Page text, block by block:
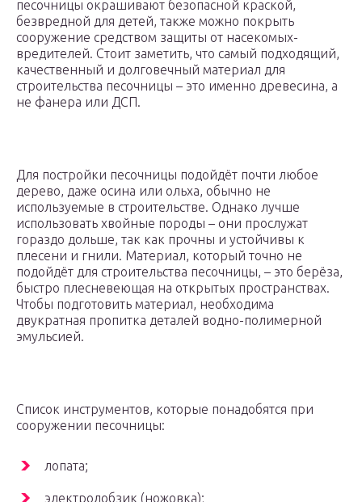
песочницы окрашивают безопасной краской,
безвредной для детей, также можно покрыть
сооружение средством защиты от насекомых-
вредителей. Стоит заметить, что самый подходящий,
качественный и долговечный материал для
строительства песочницы – это именно древесина, а
не фанера или ДСП.
Для постройки песочницы подойдёт почти любое
дерево, даже осина или ольха, обычно не
используемые в строительстве. Однако лучше
использовать хвойные породы – они прослужат
гораздо дольше, так как прочны и устойчивы к
плесени и гнили. Материал, который точно не
подойдёт для строительства песочницы, – это берёза,
быстро плесневеющая на открытых пространствах.
Чтобы подготовить материал, необходима
двукратная пропитка деталей водно-полимерной
эмульсией.
Список инструментов, которые понадобятся при
сооружении песочницы:
лопата;
электролобзик (ножовка);